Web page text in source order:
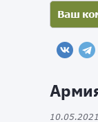
10.05.2021